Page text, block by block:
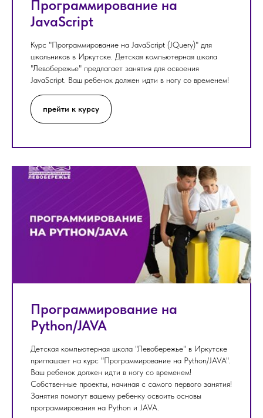
Программирование на
JavaScript
Курс "Программирование на JavaScript (JQuery)" для
школьников в Иркутске. Детская компьютерная школа
"Левобережье" предлагает занятия для освоения
JavaScript. Ваш ребенок должен идти в ногу со временем!
прейти к курсу
Программирование на
Python/JAVA
Детская компьютерная школа "Левобережье" в Иркутске
приглашает на курс "Программирование на Python/JAVA".
Ваш ребенок должен идти в ногу со временем!
Собственные проекты, начиная с самого первого занятия!
Занятия помогут вашему ребенку освоить основы
программирования на Python и JAVA.